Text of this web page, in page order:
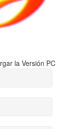
la Versión PC